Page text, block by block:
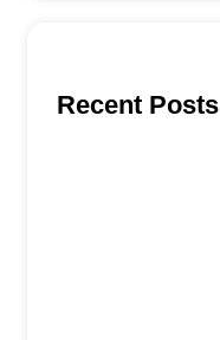
Recent Posts